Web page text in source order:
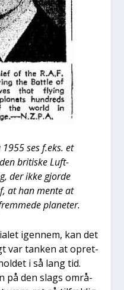
ses f.eks. et
bri­ti­ske Luft-
der ikke gjor­de
at han men­te at
pla­ne­ter.
igen­nem, kan det
var tan­ken at opret­
i så lang tid.
på den slags områ­